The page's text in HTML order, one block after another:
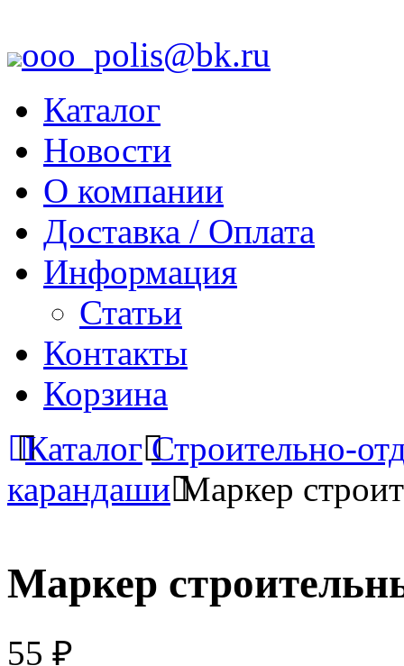
ooo_polis@bk.ru
Каталог
Новости
О компании
Доставка / Оплата
Информация
Статьи
Контакты
Корзина
Каталог Строительно-
карандаши Маркер
Маркер
55 ₽